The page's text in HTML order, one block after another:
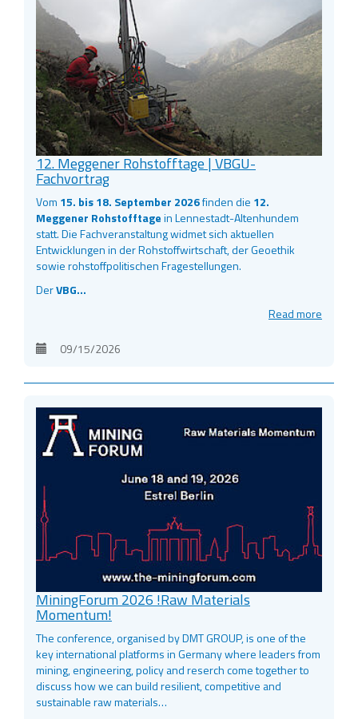
12. Meggener Rohstofftage | VBGU-
Fachvortrag
Vom 15. bis 18. September 2026finden die 12.
Meggener Rohstofftagein Lennestadt-Altenhundem
statt. Die Fachveranstaltung widmet sich aktuellen
Entwicklungen in der Rohstoffwirtschaft, der Geoethik
sowie rohstoffpolitischen Fragestellungen.
DerVBG…
Read more
09/15/2026
MiningForum 2026 !Raw Materials
Momentum!
The conference, organised by DMT GROUP, is one of the
key international platforms in Germany where leaders from
mining, engineering, policy and reserch come together to
discuss how we can build resilient, competitive and
sustainable raw materials…